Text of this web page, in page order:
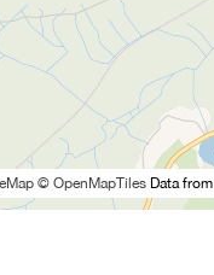
© OpenMapTiles Data from